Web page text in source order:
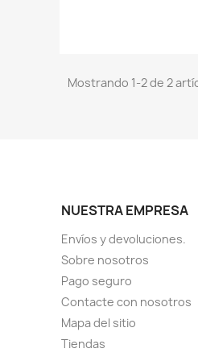
Mostrando 1-2 de 2
NUESTRA EMPRESA
Envíos y devoluciones.
Sobre nosotros
Pago seguro
Contacte con nosotros
Mapa del sitio
Tiendas